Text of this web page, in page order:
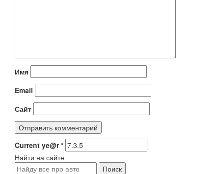
Имя
Email
Сайт
Current ye@r*
Найти на сайте